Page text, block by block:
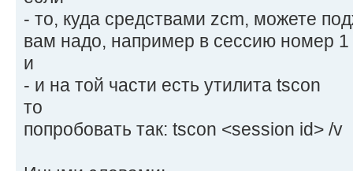
- то, куда средствами zcm, можете
вам надо, например в сессию номер
и
- и на той части есть утилита tscon
то
попробовать так: tscon <session id> /v